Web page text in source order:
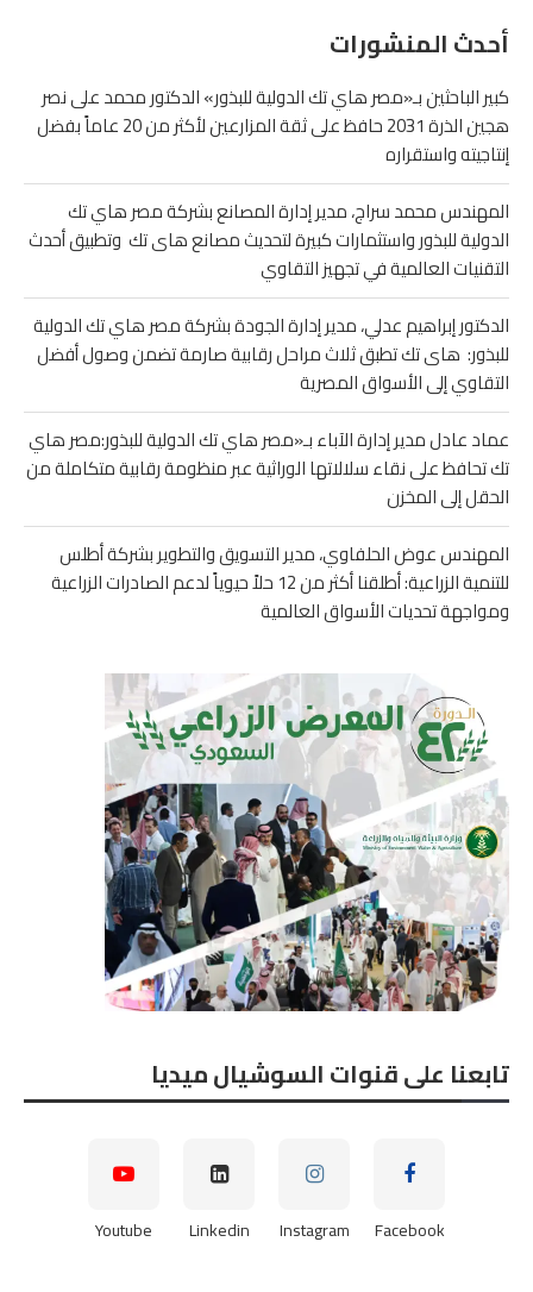
أحدث المنشورات
كبير الباحثين بـ«مصر هاي تك الدولية للبذور» الدكتور محمد على نصر
هجين الذرة 2031 حافظ على ثقة المزارعين لأكثر من 20 عاماً بفضل
إنتاجيته واستقراره
المهندس محمد سراج، مدير إدارة المصانع بشركة مصر هاي تك
الدولية للبذور واستثمارات كبيرة لتحديث مصانع هاى تك وتطبيق أحدث
التقنيات العالمية في تجهيز التقاوي
الدكتور إبراهيم عدلي، مدير إدارة الجودة بشركة مصر هاي تك الدولية
للبذور: هاى تك تطبق ثلاث مراحل رقابية صارمة تضمن وصول أفضل
التقاوي إلى الأسواق المصرية
عماد عادل مدير إدارة الآباء بـ«مصر هاي تك الدولية للبذور:مصر هاي
تك تحافظ على نقاء سلالاتها الوراثية عبر منظومة رقابية متكاملة من
الحقل إلى المخزن
المهندس عوض الحلفاوي، مدير التسويق والتطوير بشركة أطلس
للتنمية الزراعية: أطلقنا أكثر من 12 حلاً حيوياً لدعم الصادرات الزراعية
ومواجهة تحديات الأسواق العالمية
تابعنا على قنوات السوشيال ميديا
Facebook
Instagram
Linkedin
Youtube